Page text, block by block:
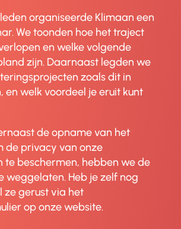
organiseerde Klimaan een
We toonden hoe het traject
en welke volgende
zijn. Daarnaast legden we
zoals dit in
en welk voordeel je eruit kunt
de opname van het
de privacy van onze
te beschermen, hebben we de
weggelaten. Heb je zelf nog
ze gerust via het
op onze website.